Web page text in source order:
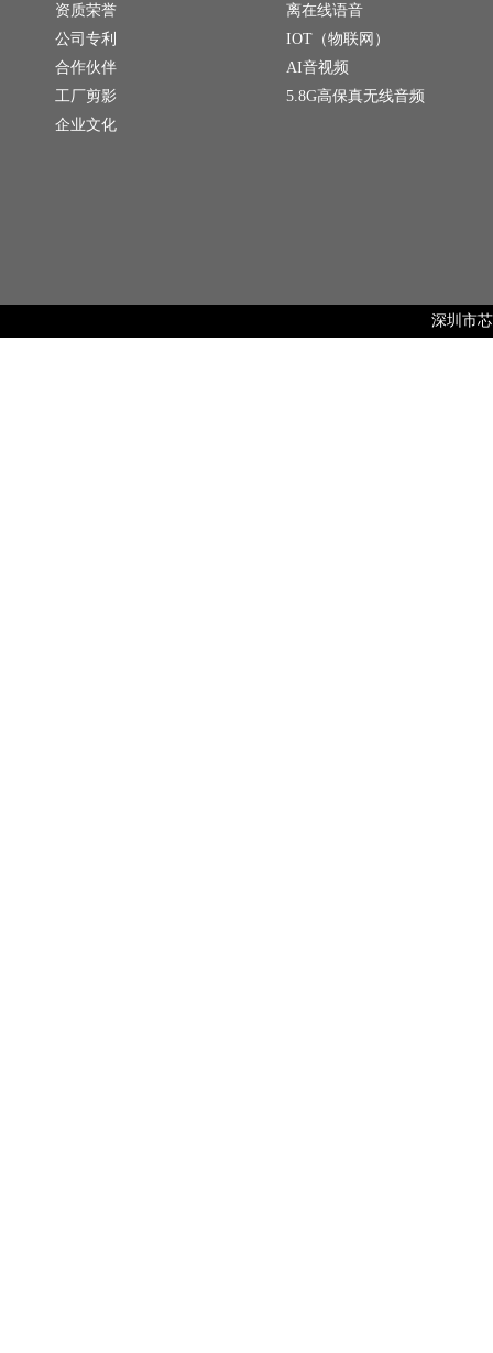
资质荣誉
公司专利
合作伙伴
工厂剪影
企业文化
离在线语音
IOT（物联网）
AI音视频
5.8G高保真无线音频
深圳市